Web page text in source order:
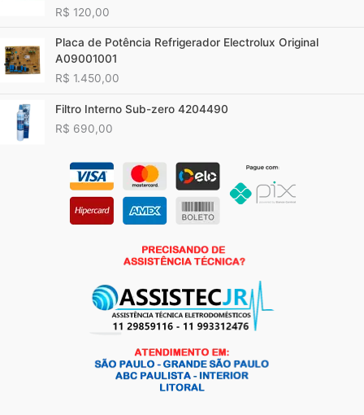
R$ 120,00
Placa de Potência Refrigerador Electrolux Original
A09001001
R$ 1.450,00
Filtro Interno Sub-zero 4204490
R$ 690,00